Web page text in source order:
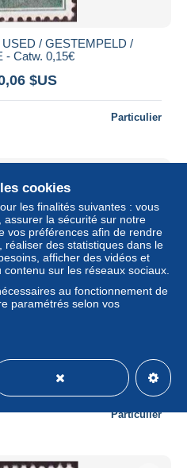
USED / GESTEMPELD /
- Catw. 0,15€
$US
Particulier
/ GESTEMPELD /
$US
Particulier
cookies
les finalités suivantes : vous
la sécurité sur notre
vos préférences afin de rendre
des statistiques dans le
afficher des vidéos et
sur les réseaux sociaux.
au fonctionnement de
paramétrés selon vos